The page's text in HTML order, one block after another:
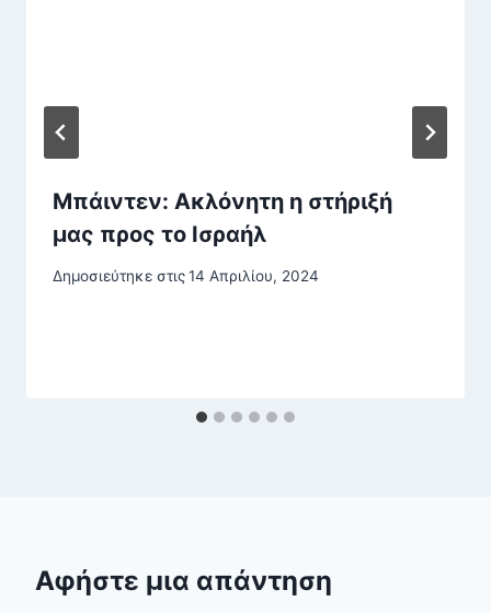
Μπάιντεν: Ακλόνητη η στήριξή
μας προς το Ισραήλ
Δημοσιεύτηκε στις14 Απριλίου, 2024
Αφήστε μια απάντηση